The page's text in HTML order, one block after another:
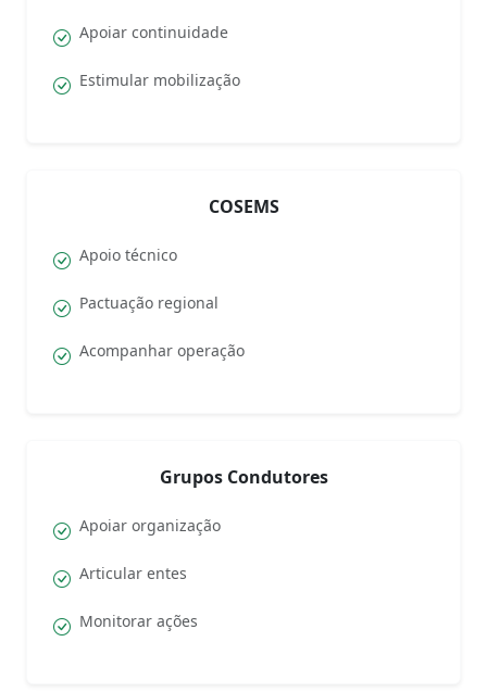
Apoiar continuidade
Estimular mobilização
COSEMS
Apoio técnico
Pactuação regional
Acompanhar operação
Grupos Condutores
Apoiar organização
Articular entes
Monitorar ações